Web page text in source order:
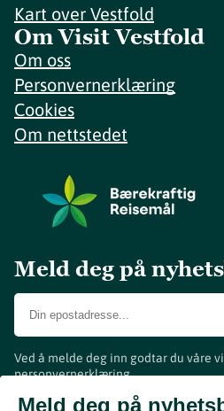
Kart over Vestfold
Om Visit Vestfold
Om oss
Personvernerklæring
Cookies
Om nettstedet
Meld deg på
Ved å melde deg inn godtar du våre
personvernerklæring.
Meld deg på
www.visitvestfold.com